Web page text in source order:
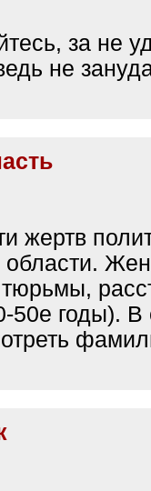
за не
не
жертв
области.
50е годы). В